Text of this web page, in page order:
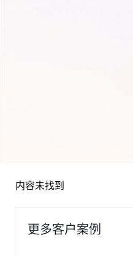
内容未找到
更多客户案例